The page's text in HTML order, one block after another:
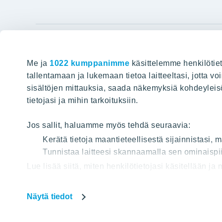
Me ja 1022 kumppanimme käsittelemme
tallentamaan ja lukemaan tietoa laitteeltasi, jotta
sisältöjen mittauksia, saada näkemyksiä
tietojasi ja mihin tarkoituksiin.
Jos sallit, haluamme myös tehdä seuraavia:
Kerätä tietoja maantieteellisestä sijainnistasi,
Tunnistaa laitteesi skannaamalla sen
Lue lisää siitä, miten henkilötietojasi käsitellään ja
Käytämme verkkosivuillamme evästeitä, jotta
Näytä tiedot
Hyvin rakennettu huominen
HAKU
Tietoa
Töihin
Projektit
Media